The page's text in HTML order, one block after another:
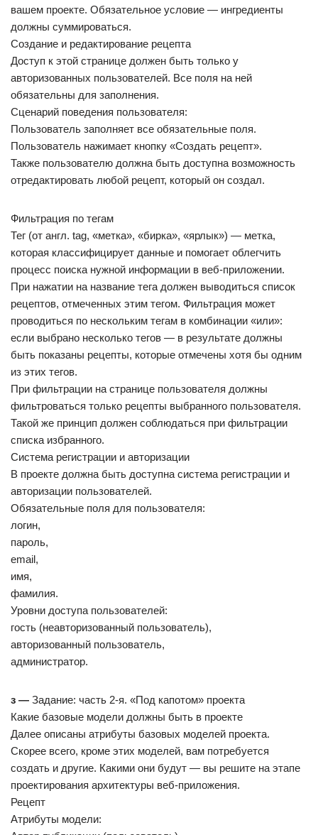
вашем проекте. Обязательное условие — ингредиенты
должны суммироваться.
Создание и редактирование рецепта
Доступ к этой странице должен быть только у
авторизованных пользователей. Все поля на ней
обязательны для заполнения.
Сценарий поведения пользователя:
Пользователь заполняет все обязательные поля.
Пользователь нажимает кнопку «Создать рецепт».
Также пользователю должна быть доступна возможность
отредактировать любой рецепт, который он создал.
Фильтрация по тегам
Тег (от англ. tag, «метка», «бирка», «ярлык») — метка,
которая классифицирует данные и помогает облегчить
процесс поиска нужной информации в веб-приложении.
При нажатии на название тега должен выводиться список
рецептов, отмеченных этим тегом. Фильтрация может
проводиться по нескольким тегам в комбинации «или»:
если выбрано несколько тегов — в результате должны
быть показаны рецепты, которые отмечены хотя бы одним
из этих тегов.
При фильтрации на странице пользователя должны
фильтроваться только рецепты выбранного пользователя.
Такой же принцип должен соблюдаться при фильтрации
списка избранного.
Система регистрации и авторизации
В проекте должна быть доступна система регистрации и
авторизации пользователей.
Обязательные поля для пользователя:
логин,
пароль,
email,
имя,
фамилия.
Уровни доступа пользователей:
гость (неавторизованный пользователь),
авторизованный пользователь,
администратор.
з — Задание: часть 2-я. «Под капотом» проекта
Какие базовые модели должны быть в проекте
Далее описаны атрибуты базовых моделей проекта.
Скорее всего, кроме этих моделей, вам потребуется
создать и другие. Какими они будут — вы решите на этапе
проектирования архитектуры веб-приложения.
Рецепт
Атрибуты модели: